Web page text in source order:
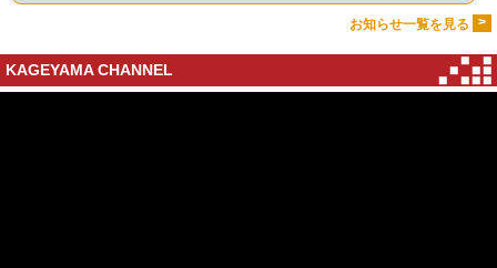
お知らせ一覧を見る >
KAGEYAMA CHANNEL